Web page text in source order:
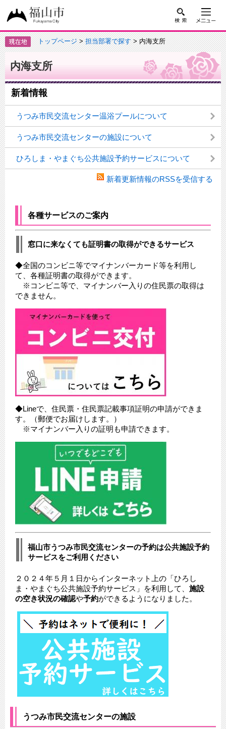
トップページ>担当部署で探す> 内海支所
内海支所
新着情報
うつみ市民交流センター温浴プールについて
うつみ市民交流センターの施設について
ひろしま・やまぐち公共施設予約サービスについて
新着更新情報のRSSを受信する
各種サービスのご案内
窓口に来なくても証明書の取得ができるサービス
◆全国のコンビニ等でマイナンバーカード等を利用し
て、各種証明書の取得ができます。
※コンビニ等で、マイナンバー入りの住民票の取得は
できません。
◆Lineで、住民票・住民票記載事項証明の申請ができま
す。（郵便でお届けします。）
※マイナンバー入りの証明も申請できます。
福山市うつみ市民交流センターの予約は公共施設予約
サービスをご利用ください
２０２４年５月１日からインターネット上の「ひろし
ま・やまぐち公共施設予約サービス」を利用して、 施設
の空き状況の確認や予約ができるようになりました。
うつみ市民交流センターの施設